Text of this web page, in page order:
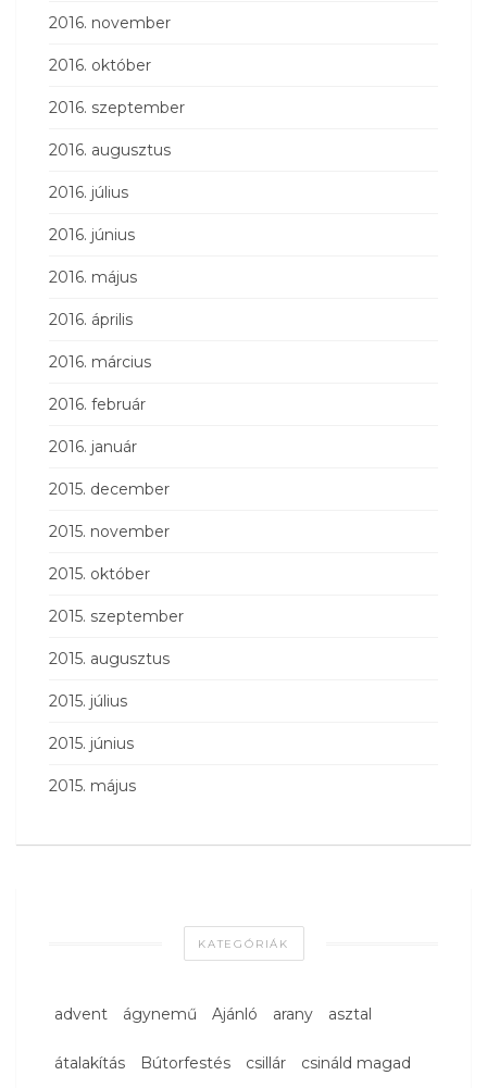
2016. november
2016. október
2016. szeptember
2016. augusztus
2016. július
2016. június
2016. május
2016. április
2016. március
2016. február
2016. január
2015. december
2015. november
2015. október
2015. szeptember
2015. augusztus
2015. július
2015. június
2015. május
KATEGÓRIÁK
advent ágynemű Ajánló arany asztal
átalakítás Bútorfestés csillár csináld magad